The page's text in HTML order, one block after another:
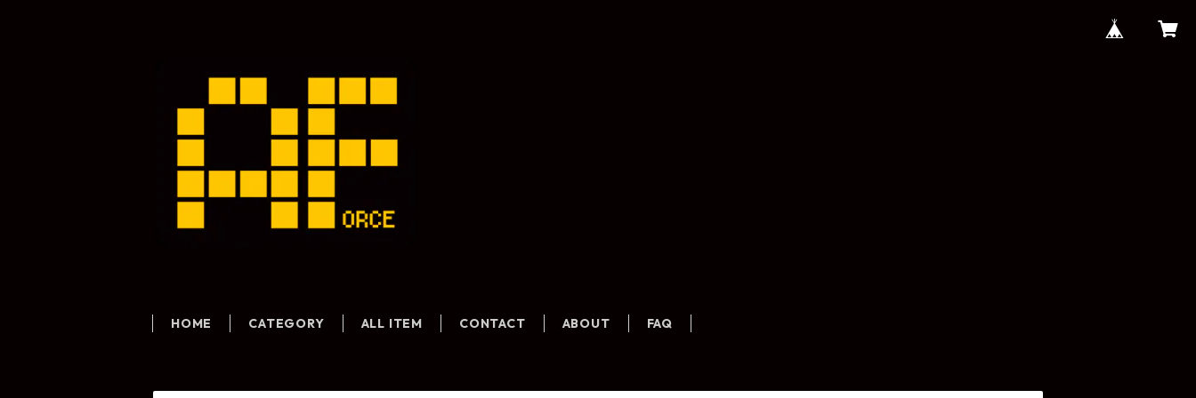
HOME CATEGORY ALL ITEM CONTACT ABOUT FAQ